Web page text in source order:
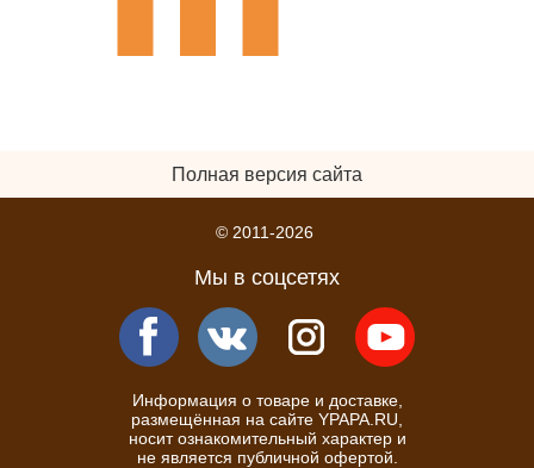
Полная версия сайта
© 2011-2026
Мы в соцсетях
Информация о товаре и доставке,
размещённая на сайте YPAPA.RU,
носит ознакомительный характер и
не является публичной офертой.